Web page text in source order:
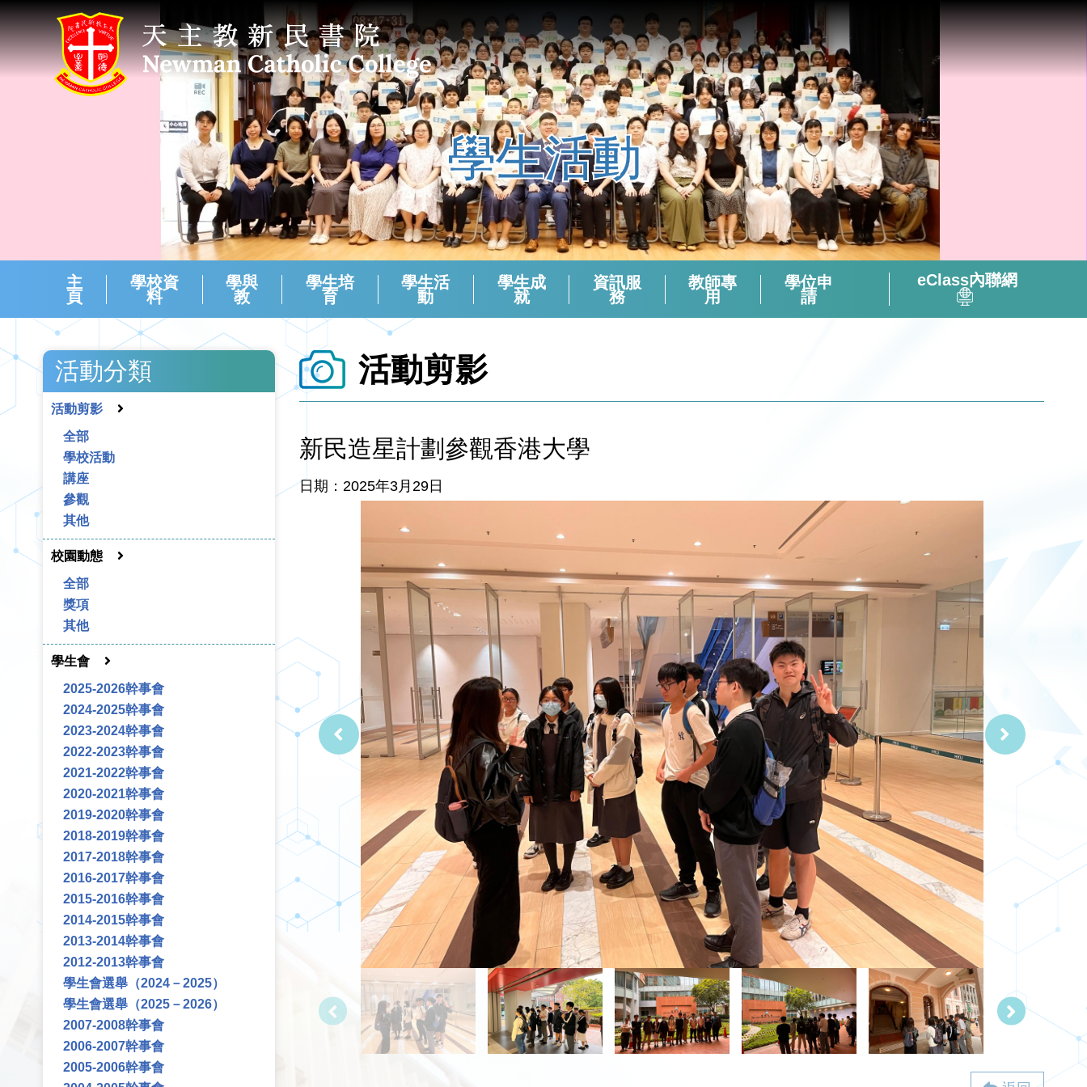
學生活動
主
頁
學校資
料
學與
教
學生培
育
學生活
動
學生成
就
資訊服
務
教師專
用
學位申
請
eClass內聯網
活動分類
活動剪影
全部
學校活動
講座
參觀
其他
校園動態
全部
獎項
其他
學生會
2025-2026幹事會
2024-2025幹事會
2023-2024幹事會
2022-2023幹事會
2021-2022幹事會
2020-2021幹事會
2019-2020幹事會
2018-2019幹事會
2017-2018幹事會
2016-2017幹事會
2015-2016幹事會
2014-2015幹事會
2013-2014幹事會
2012-2013幹事會
學生會選舉（2024－2025）
學生會選舉（2025－2026）
2007-2008幹事會
2006-2007幹事會
2005-2006幹事會
活動剪影
新民造星計劃參觀香港大學
日期：2025年3月29日